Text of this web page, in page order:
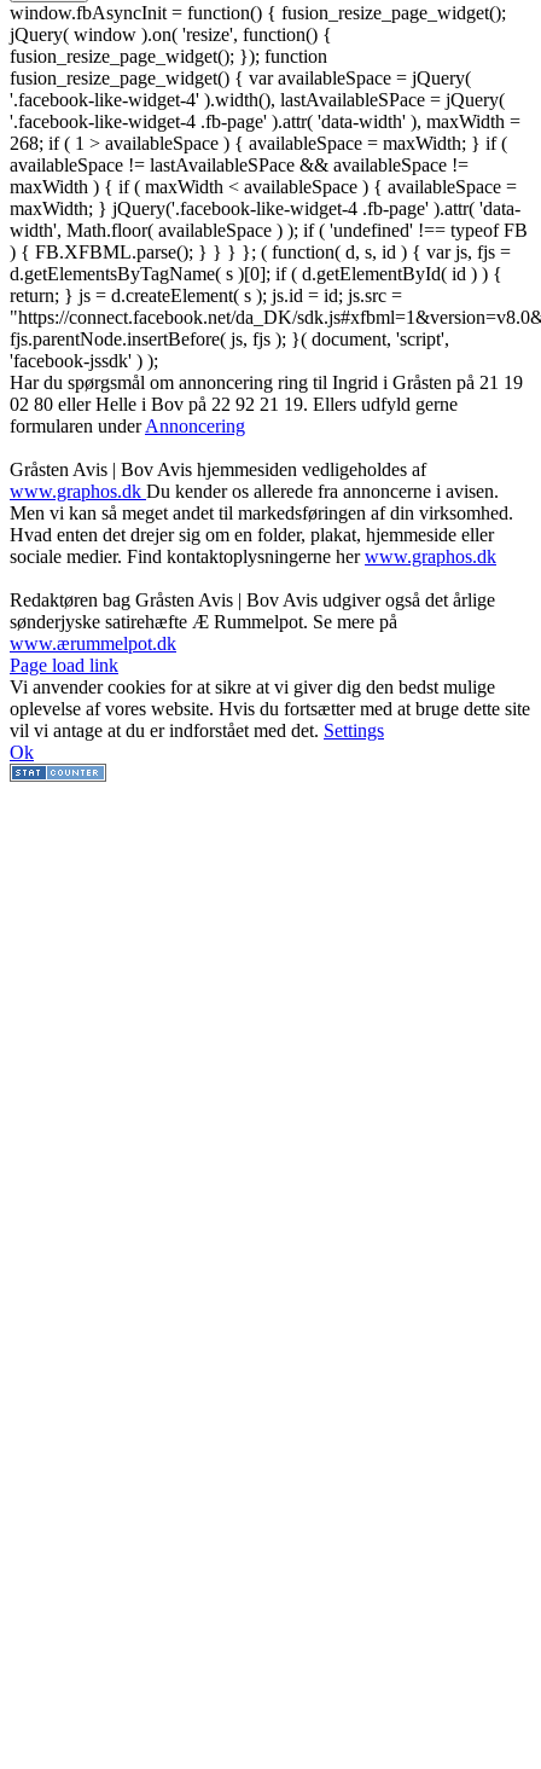
window.fbAsyncInit = function() { fusion_resize_page_widget();
jQuery( window ).on( 'resize', function() {
fusion_resize_page_widget(); }); function
fusion_resize_page_widget() { var availableSpace = jQuery(
'.facebook-like-widget-4' ).width(), lastAvailableSPace = jQuery(
'.facebook-like-widget-4 .fb-page' ).attr( 'data-width' ), maxWidth =
268; if ( 1 > availableSpace ) { availableSpace = maxWidth; } if (
availableSpace != lastAvailableSPace && availableSpace !=
maxWidth ) { if ( maxWidth < availableSpace ) { availableSpace =
maxWidth; } jQuery('.facebook-like-widget-4 .fb-page' ).attr( 'data-
width', Math.floor( availableSpace ) ); if ( 'undefined' !== typeof FB
) { FB.XFBML.parse(); } } } }; ( function( d, s, id ) { var js, fjs =
d.getElementsByTagName( s )[0]; if ( d.getElementById( id ) ) {
return; } js = d.createElement( s ); js.id = id; js.src =
"https://connect.facebook.net/da_DK/
fjs.parentNode.insertBefore( js, fjs ); }( document, 'script',
'facebook-jssdk' ) );
Har du spørgsmål om annoncering ring til Ingrid i Gråsten på 21 19
02 80 ‬eller Helle i Bov på 22 92 21 19‬. Ellers udfyld gerne
formularen underAnnoncering
Gråsten Avis | Bov Avis hjemmesiden vedligeholdes af
www.graphos.dk Du kender os allerede fra annoncerne i avisen.
Men vi kan så meget andet til markedsføringen af din virksomhed.
Hvad enten det drejer sig om en folder, plakat, hjemmeside eller
sociale medier. Find kontaktoplysningerne herwww.graphos.dk
Redaktøren bag Gråsten Avis | Bov Avis udgiver også det årlige
sønderjyske satirehæfte Æ Rummelpot. Se mere på
www.ærummelpot.dk
Facebook
Facebook
Facebook
Facebook
Instagram
Instagram
Instagram
LinkedIn
Page load link
Vi anvender cookies for at sikre at vi giver dig den bedst mulige
oplevelse af vores website. Hvis du fortsætter med at bruge dette site
vil vi antage at du er indforstået med det. Settings
Ok
Go